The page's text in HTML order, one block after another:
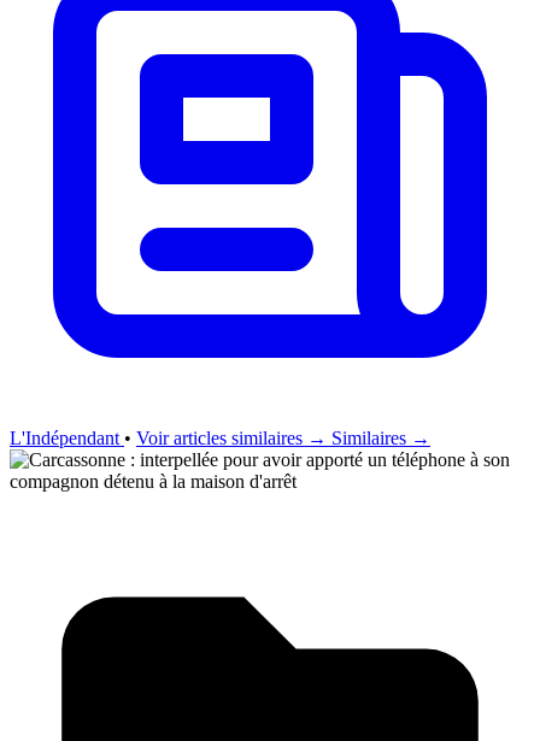
L'Indépendant • Voir articles similaires → Similaires →